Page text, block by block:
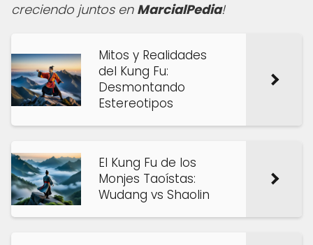
creciendo juntos en MarcialPedia!
Mitos y Realidades
del Kung Fu:
Desmontando
Estereotipos
El Kung Fu de los
Monjes Taoístas:
Wudang vs Shaolin